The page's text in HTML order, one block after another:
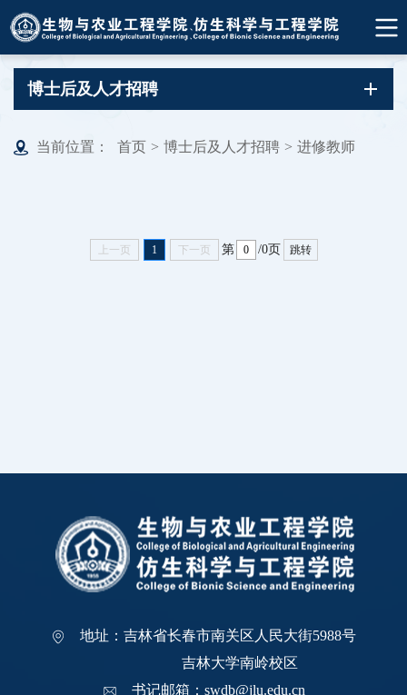
博士后及人才招聘
当前位置： 首页 > 博士后及人才招聘 > 进修教师
上一页 1 下一页 第 /0页 跳转
地址：吉林省长春市南关区人民大街5988号
吉林大学南岭校区
书记邮箱：swdb@jlu.edu.cn